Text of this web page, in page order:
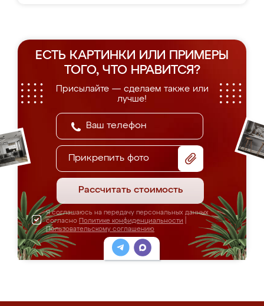
ЕСТЬ КАРТИНКИ ИЛИ ПРИМЕРЫ
ТОГО, ЧТО НРАВИТСЯ?
Присылайте — сделаем также или
лучше!
Прикрепить фото
Рассчитать стоимость
Я соглашаюсь на передачу персональных данных
согласно Политике конфиденциальности
Пользовательскому соглашению